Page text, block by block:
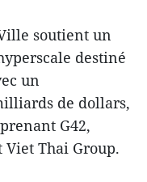
soutient un
destiné
un
de dollars,
G42,
Viet Thai Group.